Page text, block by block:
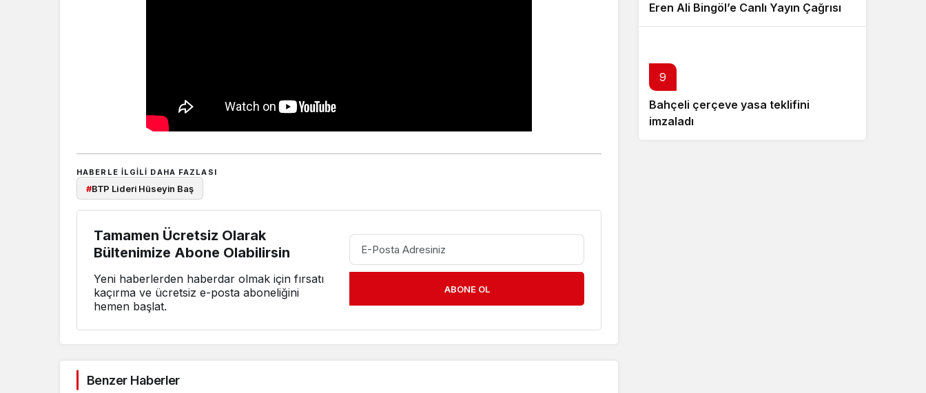
HABERLE ILGILI DAHA FAZLASI
#BTP Lideri Hüseyin Baş
Tamamen Ücretsiz Olarak
Bültenimize Abone Olabilirsin
Yeni haberlerden haberdar olmak için fırsatı
kaçırma ve ücretsiz e-posta aboneliğini
hemen başlat.
ABONE OL
Benzer Haberler
Eren Ali Bingöl’e Canlı Yayın Çağrısı
9
Bahçeli çerçeve yasa teklifini
imzaladı
10
Özgür Özel istifa çağrısı yaptı:
Darbecilerden butlancılardan